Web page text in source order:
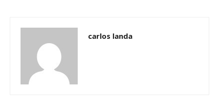
carlos landa